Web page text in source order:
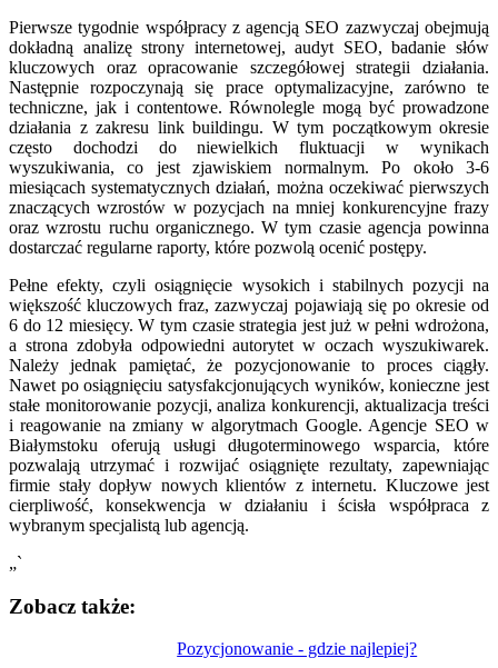
Pierwsze tygodnie współpracy z agencją SEO zazwyczaj obejmują
dokładną analizę strony internetowej, audyt SEO, badanie słów
kluczowych oraz opracowanie szczegółowej strategii działania.
Następnie rozpoczynają się prace optymalizacyjne, zarówno te
techniczne, jak i contentowe. Równolegle mogą być prowadzone
działania z zakresu link buildingu. W tym początkowym okresie
często dochodzi do niewielkich fluktuacji w wynikach
wyszukiwania, co jest zjawiskiem normalnym. Po około 3-6
miesiącach systematycznych działań, można oczekiwać pierwszych
znaczących wzrostów w pozycjach na mniej konkurencyjne frazy
oraz wzrostu ruchu organicznego. W tym czasie agencja powinna
dostarczać regularne raporty, które pozwolą ocenić postępy.
Pełne efekty, czyli osiągnięcie wysokich i stabilnych pozycji na
większość kluczowych fraz, zazwyczaj pojawiają się po okresie od
6 do 12 miesięcy. W tym czasie strategia jest już w pełni wdrożona,
a strona zdobyła odpowiedni autorytet w oczach wyszukiwarek.
Należy jednak pamiętać, że pozycjonowanie to proces ciągły.
Nawet po osiągnięciu satysfakcjonujących wyników, konieczne jest
stałe monitorowanie pozycji, analiza konkurencji, aktualizacja treści
i reagowanie na zmiany w algorytmach Google. Agencje SEO w
Białymstoku oferują usługi długoterminowego wsparcia, które
pozwalają utrzymać i rozwijać osiągnięte rezultaty, zapewniając
firmie stały dopływ nowych klientów z internetu. Kluczowe jest
cierpliwość, konsekwencja w działaniu i ścisła współpraca z
wybranym specjalistą lub agencją.
„`
Zobacz także:
Pozycjonowanie - gdzie najlepiej?